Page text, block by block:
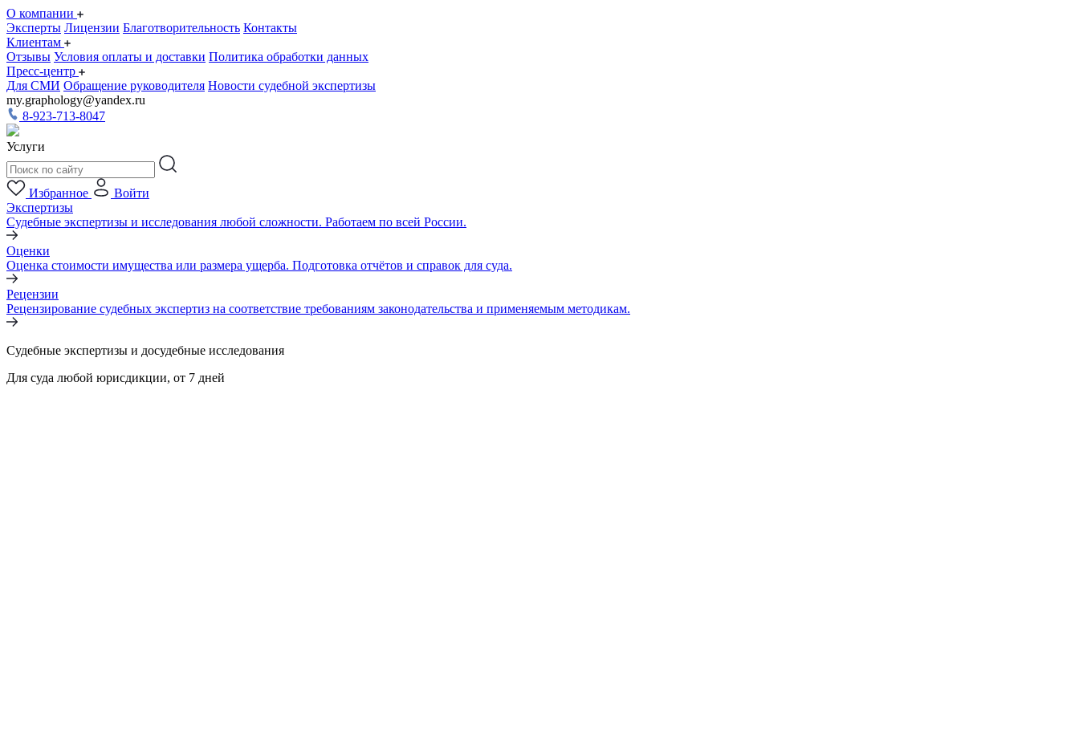
О компании
Эксперты Лицензии Благотворительность Контакты
Клиентам
Отзывы Условия оплаты и доставки Политика обработки данных
Пресс-центр
Для СМИ Обращение руководителя Новости судебной экспертизы
my.graphology@yandex.ru
8-923-713-8047
Услуги
Избранное
Войти
Экспертизы
Судебные экспертизы и исследования любой сложности. Работаем по всей России.
Оценки
Оценка стоимости имущества или размера ущерба. Подготовка отчётов и справок для суда.
Рецензии
Рецензирование судебных экспертиз на соответствие требованиям законодательства и применяемым методикам.
Судебные экспертизы и досудебные исследования
Для суда любой юрисдикции, от 7 дней